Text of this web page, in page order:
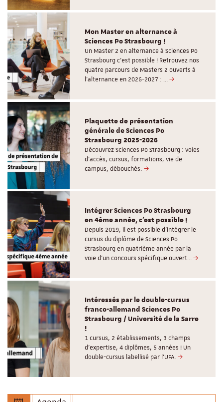
Mon Master en alternance à
Sciences Po Strasbourg !
Un Master 2 en alternance à Sciences Po
Strasbourg c'est possible ! Retrouvez nos
quatre parcours de Masters 2 ouverts à
l'alternance en 2026-2027 : …
Plaquette de présentation
générale de Sciences Po
Strasbourg 2025-2026
Découvrez Sciences Po Strasbourg : voies
d'accès, cursus, formations, vie de
campus, débouchés.
Intégrer Sciences Po Strasbourg
en 4ème année, c'est possible !
Depuis 2019, il est possible d’intégrer le
cursus du diplôme de Sciences Po
Strasbourg en quatrième année par la
voie d’un concours spécifique ouvert…
Intéressés par le double-cursus
franco-allemand Sciences Po
Strasbourg / Université de la Sarre
!
1 cursus, 2 établissements, 3 champs
d’expertise, 4 diplômes, 5 années ! Un
double-cursus labellisé par l'UFA.